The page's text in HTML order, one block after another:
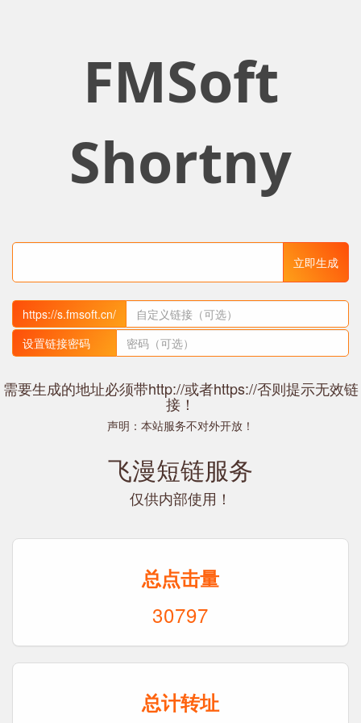
FMSoft
Shortny
立即生成
https://s.fmsoft.cn/
设置链接密码
需要生成的地址必须带http://或者https://否则提示无效链
接！
声明：本站服务不对外开放！
飞漫短链服务
仅供内部使用！
总点击量
30797
总计转址